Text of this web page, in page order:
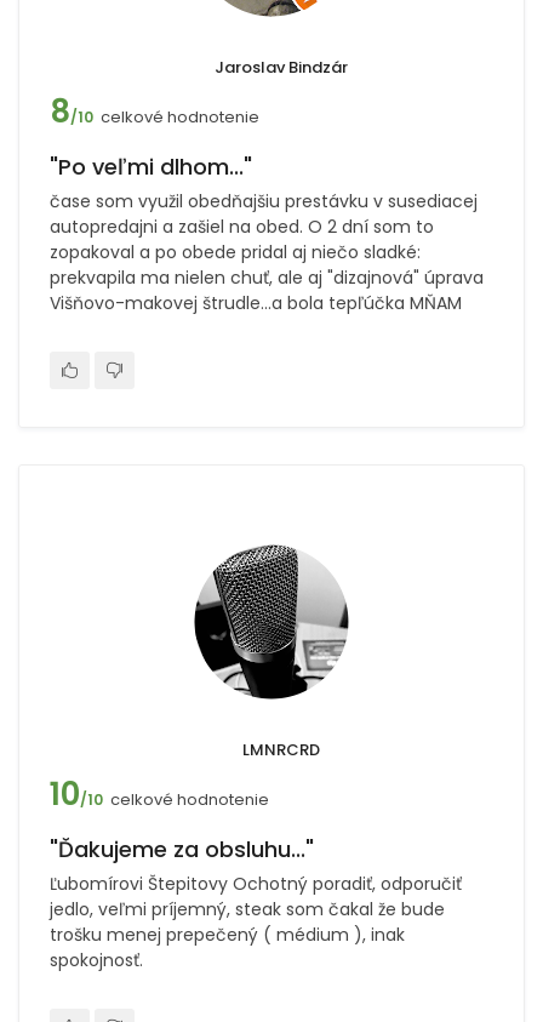
Jaroslav Bindzár
8/10 celkové hodnotenie
"Po veľmi dlhom..."
čase som využil obedňajšiu prestávku v susediacej
autopredajni a zašiel na obed. O 2 dní som to
zopakoval a po obede pridal aj niečo sladké:
prekvapila ma nielen chuť, ale aj "dizajnová" úprava
Višňovo-makovej štrudle...a bola tepľúčka MŇAM
LMNRCRD
10/10 celkové hodnotenie
"Ďakujeme za obsluhu..."
Ľubomírovi Štepitovy Ochotný poradiť, odporučiť
jedlo, veľmi príjemný, steak som čakal že bude
trošku menej prepečený ( médium ), inak
spokojnosť.